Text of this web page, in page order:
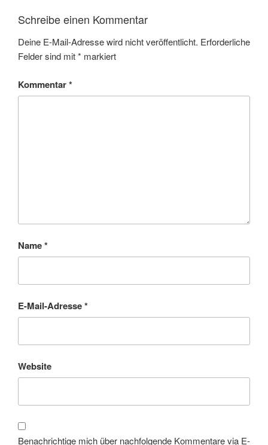
Schreibe einen Kommentar
Deine E-Mail-Adresse wird nicht veröffentlicht. Erforderliche
Felder sind mit* markiert
Kommentar*
Name*
E-Mail-Adresse*
Website
Benachrichtige mich über nachfolgende Kommentare via E-